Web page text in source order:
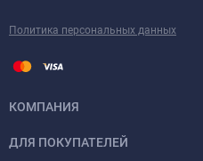
Политика персональных данных
КОМПАНИЯ
ДЛЯ ПОКУПАТЕЛЕЙ